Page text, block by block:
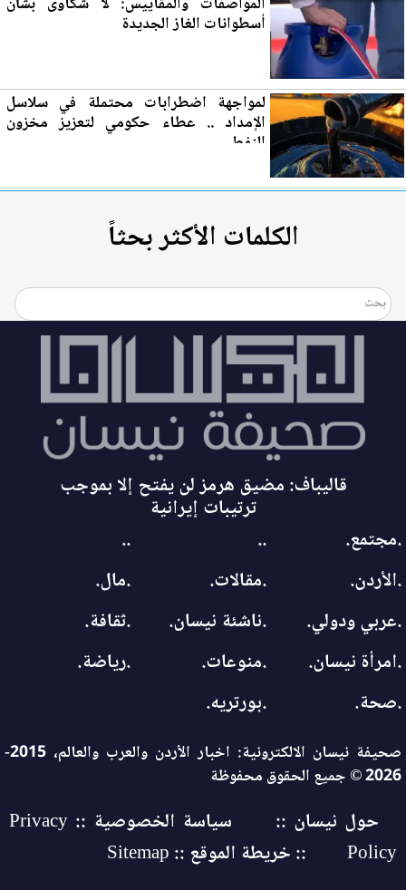
أسطوانات الغازالجديدة
لمواجهة اضطرابات محتملة في سلاسل
الإمداد .. عطاء حكومي لتعزيز مخزون
النفط
الكلمات الأكثر بحثاً
قاليباف: مضيق هرمز لن يفتح إلا بموجب
ترتيبات إيرانية
.مجتمع.
..
..
.الأردن.
.مقالات.
.مال.
.عربي ودولي.
.ناشئة نيسان.
.ثقافة.
.امرأة نيسان.
.منوعات.
.رياضة.
.صحة.
.بورتريه.
صحيفة نيسان الالكترونية: اخبار الأردن والعرب والعالم، 2015-
2026 © جميع الحقوق محفوظة
حول نيسان ::
سياسة الخصوصية :: Privacy
Policy
:: خريطة الموقع :: Sitemap